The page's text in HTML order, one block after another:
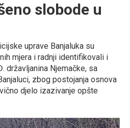
slobode u
uprave Banjaluka su
mjera i radnji identifikovali i
državljanina Njemačke, sa
zbog postojanja osnova
djelo izazivanje opšte